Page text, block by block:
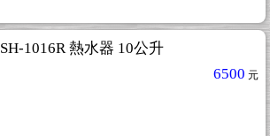
SH-1016R 熱水器 10公升
6500 元